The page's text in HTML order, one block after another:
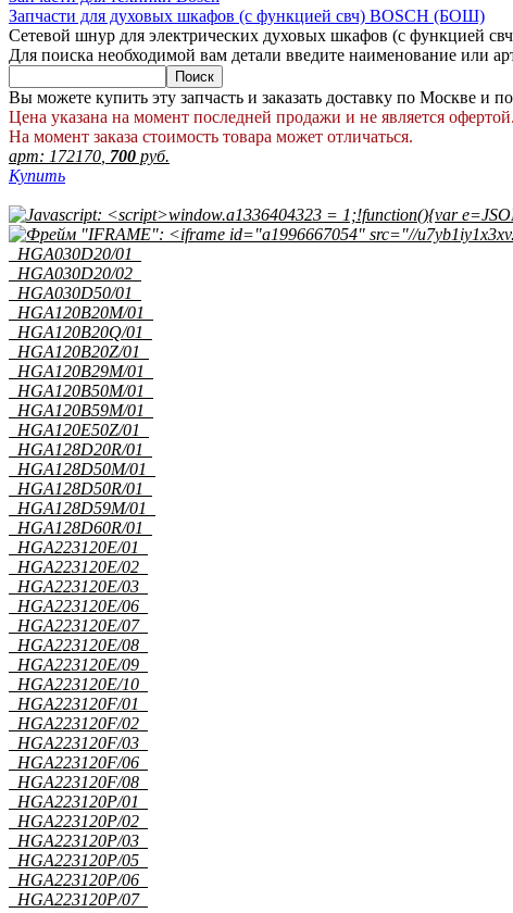
Запчасти для духовых шкафов (с функцией свч) BOSCH (БОШ)
Сетевой шнур для электрических духовых шкафов (с функцией
Для поиска необходимой вам детали введите наименование или
Вы можете купить эту запчасть и заказать доставку по Москве и
Цена указана на момент последней продажи и не является офертой.
На момент заказа стоимость товара может отличаться.
арт: 172170 700 руб.
Купить
HGA030D20/01
HGA030D20/02
HGA030D50/01
HGA120B20M/01
HGA120B20Q/01
HGA120B20Z/01
HGA120B29M/01
HGA120B50M/01
HGA120B59M/01
HGA120E50Z/01
HGA128D20R/01
HGA128D50M/01
HGA128D50R/01
HGA128D59M/01
HGA128D60R/01
HGA223120E/01
HGA223120E/02
HGA223120E/03
HGA223120E/06
HGA223120E/07
HGA223120E/08
HGA223120E/09
HGA223120E/10
HGA223120F/01
HGA223120F/02
HGA223120F/03
HGA223120F/06
HGA223120F/08
HGA223120P/01
HGA223120P/02
HGA223120P/03
HGA223120P/05
HGA223120P/06
HGA223120P/07